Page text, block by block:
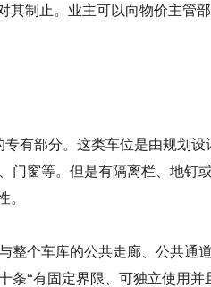
制止。业主可以向物价主管
有部分。这类车位是由规划
门窗等。但是有隔离栏、地
。
整个车库的公共走廊、公共
“有固定界限、可独立使用